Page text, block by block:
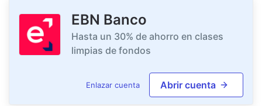
EBN Banco
Hasta un 30% de ahorro en clases
limpias de fondos
Enlazar cuenta Abrir cuenta